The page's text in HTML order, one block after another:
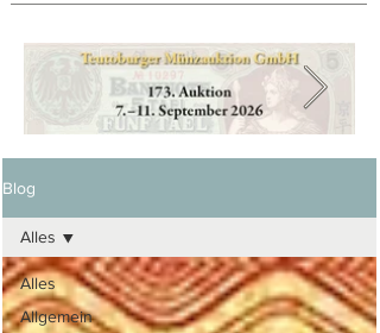
Blog
Alles
Allgemein
Alles